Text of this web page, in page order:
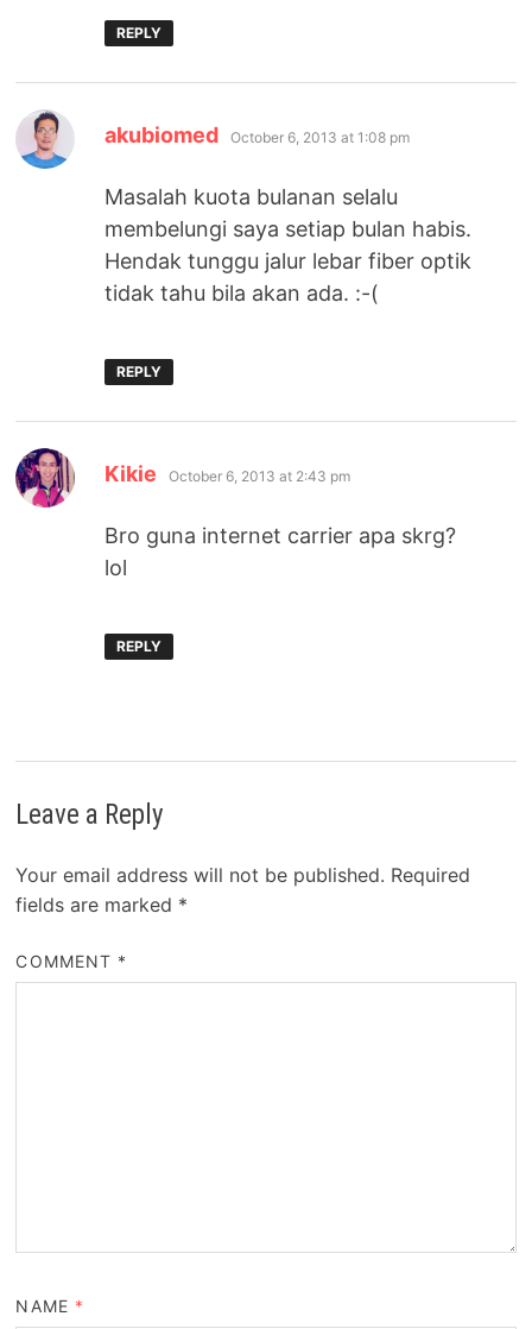
REPLY
akubiomed says:
October 6, 2013 at 1:08 pm
Masalah kuota bulanan selalu
membelungi saya setiap bulan habis.
Hendak tunggu jalur lebar fiber optik
tidak tahu bila akan ada. :-(
REPLY
Kikie says:
October 6, 2013 at 2:43 pm
Bro guna internet carrier apa skrg?
lol
REPLY
Leave a Reply
Your email address will not be published. Required
fields are marked *
COMMENT *
NAME *